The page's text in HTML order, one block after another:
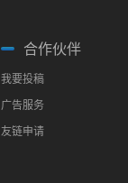
合作伙伴
我要投稿
广告服务
友链申请